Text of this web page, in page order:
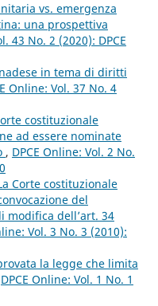
vs. emergenza
una prospettiva
43 No. 2 (2020): DPCE
in tema di diritti
Online: Vol. 37 No. 4
costituzionale
ad essere nominate
, DPCE Online: Vol. 2 No.
Corte costituzionale
del
modifica dell’art. 34
Vol. 3 No. 3 (2010):
la legge che limita
DPCE Online: Vol. 1 No. 1